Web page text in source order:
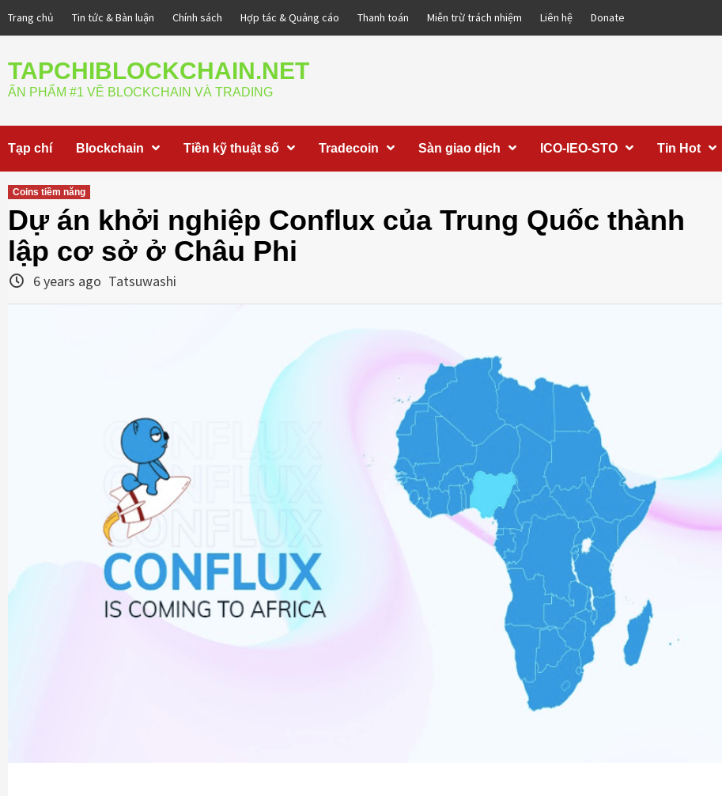
Trang chủ Tin tức & Bàn luận Chính sách Hợp tác & Quảng cáo Thanh toán Miễn trừ trách nhiệm Liên hệ Donate
TAPCHIBLOCKCHAIN.NET
ẤN PHẨM #1 VỀ BLOCKCHAIN VÀ TRADING
Tạp chí Blockchain Tiền kỹ thuật số Tradecoin Sàn giao dịch ICO-IEO-STO Tin Hot
Coins tiềm năng
Dự án khởi nghiệp Conflux của Trung Quốc thành
lập cơ sở ở Châu Phi
6 years ago Tatsuwashi